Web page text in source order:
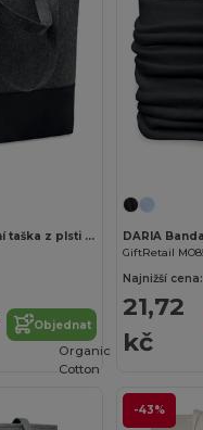
DUO INDICO Nákupní taška z plsti RPET
Objednat
DARIA
GiftRetail
Najnižší cena:
21,72
kč
-43%
Organic
Cotton